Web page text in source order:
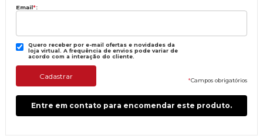
Email*:
Quero receber por e-mail ofertas e novidades da
loja virtual. A frequência de envios pode variar de
acordo com a interação do cliente.
*Campos obrigatórios
Entre em contato para encomendar este produto.